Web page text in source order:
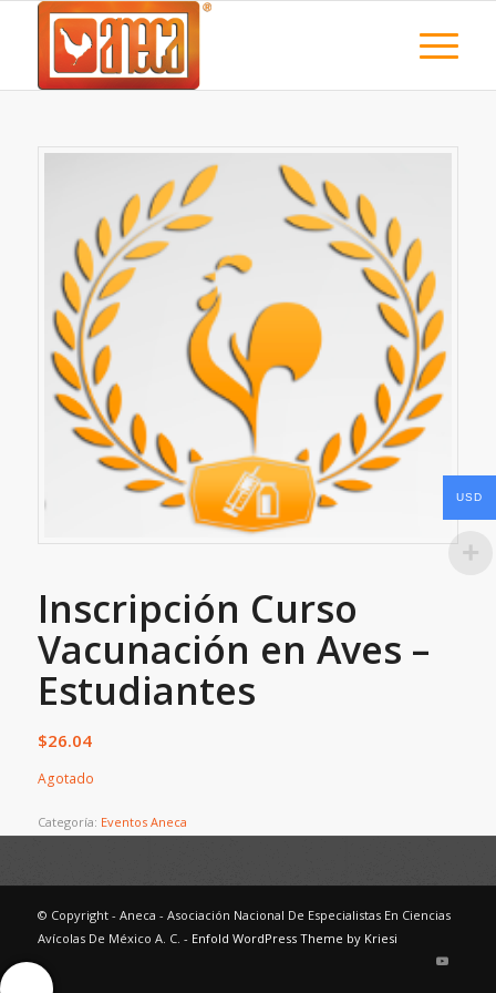
Inscripción Curso
Vacunación en Aves –
Estudiantes
$26.04
Agotado
Categoría: Eventos Aneca
© Copyright - Aneca - Asociación Nacional De Especialistas En Ciencias
Avícolas De México A. C. - Enfold WordPress Theme by Kriesi
USD